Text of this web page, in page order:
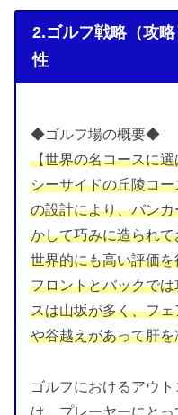
2.ゴルフ戦略（攻
性
◆ゴルフ場の概要◆
【世界の名コースに
シーサイドの丘陵コ
の設計により、バン
かして巧みに造られ
世界的にも高い評価
フロントとバックで
スは山坂が多く、フ
や谷越えがあって肝を
ゴルフにおけるアウ
は、プレーヤーにと